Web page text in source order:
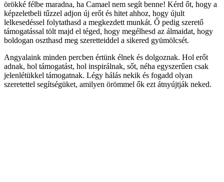
örökké félbe maradna, ha Camael nem segít benne! Kérd őt, hogy a
képzeletbeli tűzzel adjon új erőt és hitet ahhoz, hogy újult
lelkesedéssel folytathasd a megkezdett munkát. Ő pedig szerető
támogatással tölt majd el téged, hogy megélhesd az álmaidat, hogy
boldogan oszthasd meg szeretteiddel a sikered gyümölcsét.
Angyalaink minden percben értünk élnek és dolgoznak. Hol erőt
adnak, hol támogatást, hol inspirálnak, sőt, néha egyszerűen csak
jelenlétükkel támogatnak. Légy hálás nekik és fogadd olyan
szeretettel segítségüket, amilyen örömmel ők ezt átnyújtják neked.